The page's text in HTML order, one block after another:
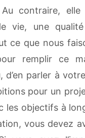
Au contraire,
vie, une
ce que nous
remplir ce
d’en parler à
pour un
les objectifs à
vous devez